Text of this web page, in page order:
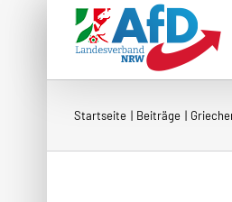
Startseite Beiträge